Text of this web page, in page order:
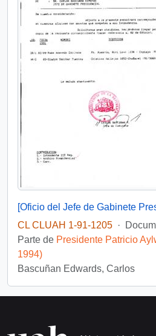
CL CLUAH 1-91-1205 ·
Parte de Presidente Patricio
1994)
Bascuñan Edwards, Carlos